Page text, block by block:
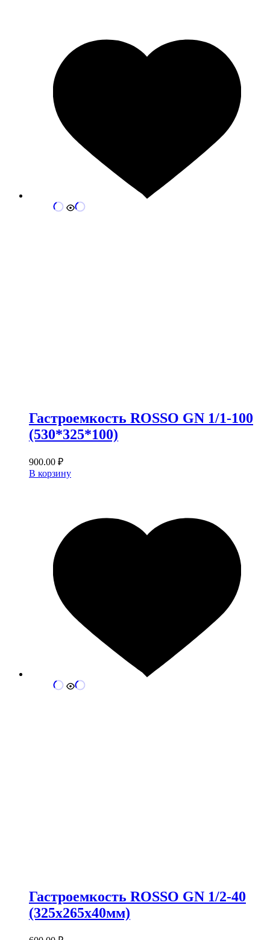
Гастроемкость ROSSO GN 1/1-100
(530*325*100)
900.00 ₽
В корзину
Гастроемкость ROSSO GN 1/2-40
(325х265х40мм)